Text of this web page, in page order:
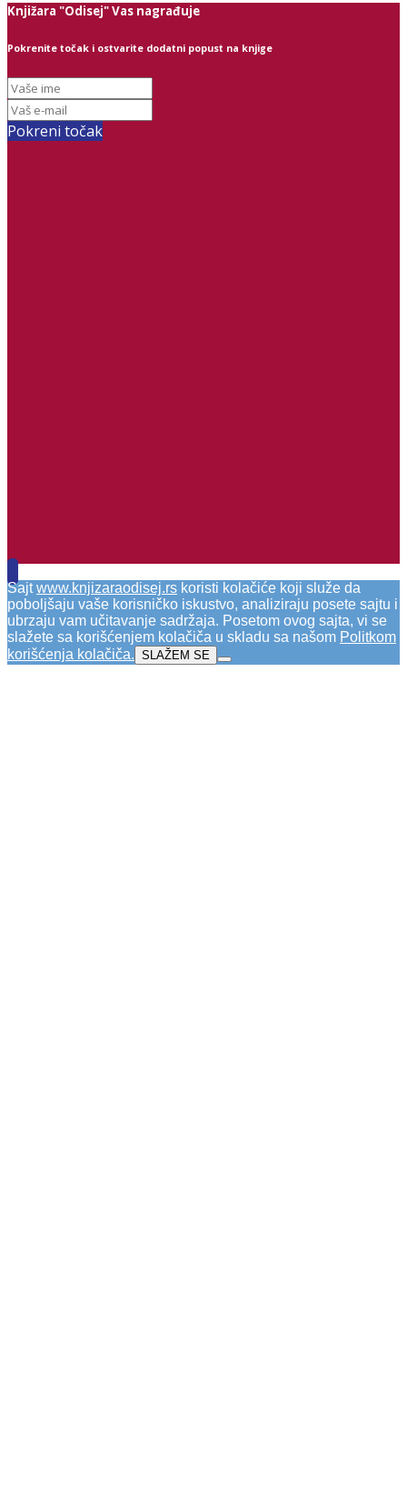
Knjižara "Odisej" Vas nagrađuje
Pokrenite točak i ostvarite dodatni popust na knjige
Pokreni točak
Sajtwww.knjizaraodisej.rs koristi kolačiće koji služe da
poboljšaju vaše korisničko iskustvo, analiziraju posete sajtu i
ubrzaju vam učitavanje sadržaja. Posetom ovog sajta, vi se
slažete sa korišćenjem kolačiča u skladu sa našom Politkom
korišćenja kolačiča. SLAŽEM SE